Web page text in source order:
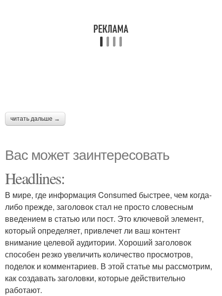
читать дальше →
Вас может заинтересовать
Headlines:
В мире, где информация Consumed быстрее, чем когда-
либо прежде, заголовок стал не просто словесным
введением в статью или пост. Это ключевой элемент,
который определяет, привлечет ли ваш контент
внимание целевой аудитории. Хороший заголовок
способен резко увеличить количество просмотров,
поделок и комментариев. В этой статье мы рассмотрим,
как создавать заголовки, которые действительно
работают.